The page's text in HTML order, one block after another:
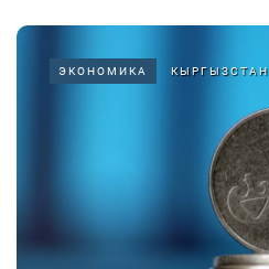
ЭКОНОМИКА КЫРГЫЗСТАН